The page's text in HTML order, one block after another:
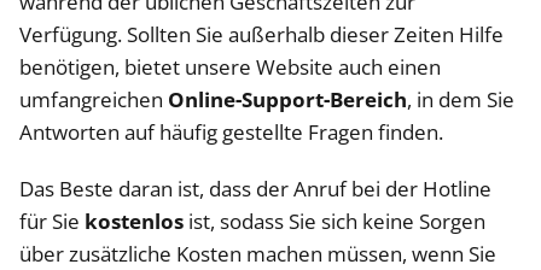
Verfügung. Sollten Sie außerhalb dieser Zeiten Hilfe
benötigen, bietet unsere Website auch einen
umfangreichen Online-Support-Bereich, in dem Sie
Antworten auf häufig gestellte Fragen finden.
Das Beste daran ist, dass der Anruf bei der Hotline
für Sie kostenlos ist, sodass Sie sich keine Sorgen
über zusätzliche Kosten machen müssen, wenn Sie